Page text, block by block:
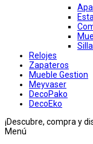
Relojes
Zapateros
Mueble Gestion
Meyvaser
DecoPako
DecoEko
¡Descubre, compra y
Menú